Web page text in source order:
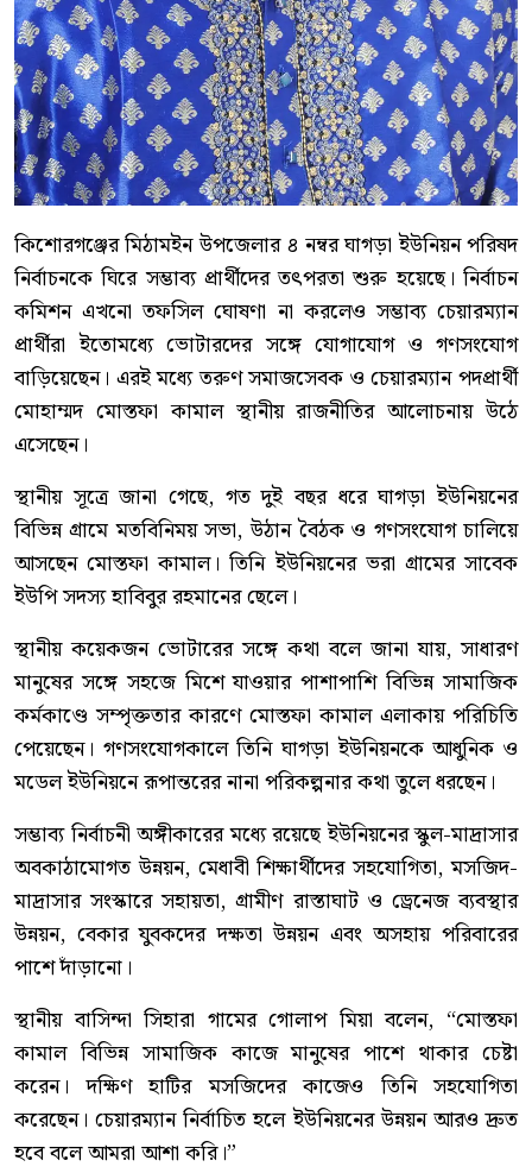
কিশোরগঞ্জের মিঠামইন উপজেলার ৪ নম্বর ঘাগড়া ইউনিয়ন পরিষদ
নির্বাচনকে ঘিরে সম্ভাব্য প্রার্থীদের তৎপরতা শুরু হয়েছে। নির্বাচন
কমিশন এখনো তফসিল ঘোষণা না করলেও সম্ভাব্য চেয়ারম্যান
প্রার্থীরা ইতোমধ্যে ভোটারদের সঙ্গে যোগাযোগ ও গণসংযোগ
বাড়িয়েছেন। এরই মধ্যে তরুণ সমাজসেবক ও চেয়ারম্যান পদপ্রার্থী
মোহাম্মদ মোস্তফা কামাল স্থানীয় রাজনীতির আলোচনায় উঠে
এসেছেন।
স্থানীয় সূত্রে জানা গেছে, গত দুই বছর ধরে ঘাগড়া ইউনিয়নের
বিভিন্ন গ্রামে মতবিনিময় সভা, উঠান বৈঠক ও গণসংযোগ চালিয়ে
আসছেন মোস্তফা কামাল। তিনি ইউনিয়নের ভরা গ্রামের সাবেক
ইউপি সদস্য হাবিবুর রহমানের ছেলে।
স্থানীয় কয়েকজন ভোটারের সঙ্গে কথা বলে জানা যায়, সাধারণ
মানুষের সঙ্গে সহজে মিশে যাওয়ার পাশাপাশি বিভিন্ন সামাজিক
কর্মকাণ্ডে সম্পৃক্ততার কারণে মোস্তফা কামাল এলাকায় পরিচিতি
পেয়েছেন। গণসংযোগকালে তিনি ঘাগড়া ইউনিয়নকে আধুনিক ও
মডেল ইউনিয়নে রূপান্তরের নানা পরিকল্পনার কথা তুলে ধরছেন।
সম্ভাব্য নির্বাচনী অঙ্গীকারের মধ্যে রয়েছে ইউনিয়নের স্কুল-মাদ্রাসার
অবকাঠামোগত উন্নয়ন, মেধাবী শিক্ষার্থীদের সহযোগিতা, মসজিদ-
মাদ্রাসার সংস্কারে সহায়তা, গ্রামীণ রাস্তাঘাট ও ড্রেনেজ ব্যবস্থার
উন্নয়ন, বেকার যুবকদের দক্ষতা উন্নয়ন এবং অসহায় পরিবারের
পাশে দাঁড়ানো।
স্থানীয় বাসিন্দা সিহারা গামের গোলাপ মিয়া বলেন, “মোস্তফা
কামাল বিভিন্ন সামাজিক কাজে মানুষের পাশে থাকার চেষ্টা
করেন। দক্ষিণ হাটির মসজিদের কাজেও তিনি সহযোগিতা
করেছেন। চেয়ারম্যান নির্বাচিত হলে ইউনিয়নের উন্নয়ন আরও দ্রুত
হবে বলে আমরা আশা করি।”